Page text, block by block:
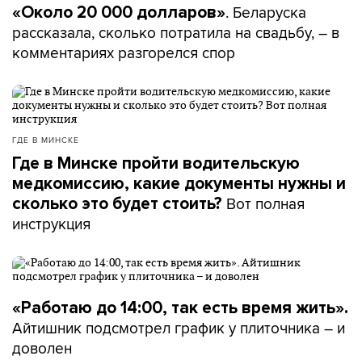
«Около 20 000 долларов». Беларуска
рассказала, сколько потратила на свадьбу, – в
комментариях разгорелся спор
ГДЕ В МИНСКЕ
Где в Минске пройти водительскую
медкомиссию, какие документы нужны и
сколько это будет стоить? Вот полная
инструкция
«Работаю до 14:00, так есть время жить».
Айтишник подсмотрел график у плиточника – и
доволен